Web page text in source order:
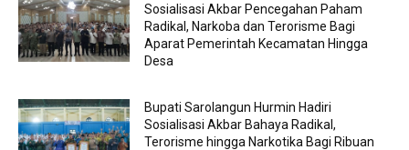
Sosialisasi Akbar Pencegahan Paham
Radikal, Narkoba dan Terorisme Bagi
Aparat Pemerintah Kecamatan Hingga
Desa
Bupati Sarolangun Hurmin Hadiri
Sosialisasi Akbar Bahaya Radikal,
Terorisme hingga Narkotika Bagi Ribuan